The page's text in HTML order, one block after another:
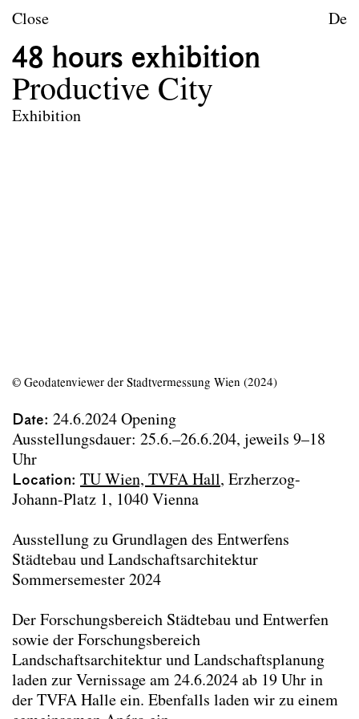
Skip to content
Urban Design
Purpose
Teaching
Close De
48 hours exhibition
Productive City
Exhibition
© Geodatenviewer der Stadtvermessung Wien (2024)
Date 24.6.2024 Opening
Ausstellungsdauer: 25.6.–26.6.204, jeweils 9–18
Uhr
Location TU Wien, TVFA Hall, Erzherzog-
Johann-Platz 1, 1040 Vienna
Ausstellung zu Grundlagen des Entwerfens
Städtebau und Landschaftsarchitektur
Sommersemester 2024
Der Forschungsbereich Städtebau und Entwerfen
sowie der Forschungsbereich
Landschaftsarchitektur und Landschaftsplanung
laden zur Vernissage am 24.6.2024 ab 19 Uhr in
der TVFA Halle ein. Ebenfalls laden wir zu einem